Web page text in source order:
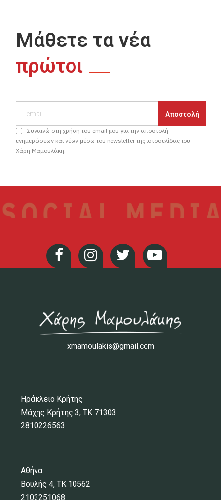
Μάθετε τα νέα
πρώτοι
Συναινώ στη χρήση του email μου για την αποστολή
ενημερώσεων και νέων μέσω του newsletter της ιστοσελίδας του
Χάρη Μαμουλάκη.
xmamoulakis@gmail.com
Ηράκλειο Κρήτης
Μάχης Κρήτης 3, ΤΚ 71303
2810226563
Αθήνα
Βουλής 4, ΤΚ 10562
2103251068